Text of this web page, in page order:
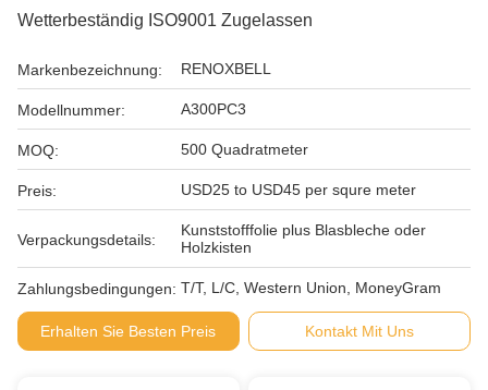
Wetterbeständig ISO9001 Zugelassen
Markenbezeichnung: RENOXBELL
Modellnummer: A300PC3
MOQ: 500 Quadratmeter
Preis: USD25 to USD45 per squre meter
Verpackungsdetails:
Kunststofffolie plus Blasbleche oder
Holzkisten
Zahlungsbedingungen: T/T, L/C, Western Union, MoneyGram
Erhalten Sie Besten Preis Kontakt Mit Uns